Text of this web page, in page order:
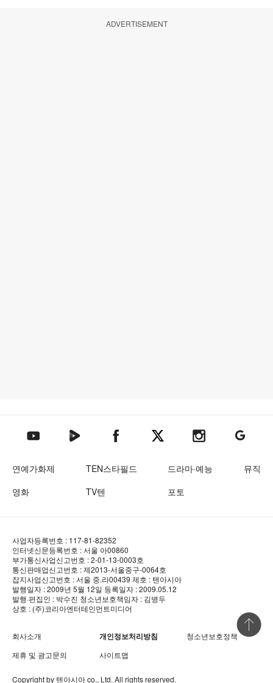
ADVERTISEMENT
텐아시아 유튜브텐아시아 네이버TV텐아시아 페이스북텐아시아 엑스텐아시아 인스타그램
텐아시아
연예가화제 TEN스타필드 드라마·예능
뮤직
영화
TV텐 포토
사업자등록번호 : 117-81-82352
인터넷신문등록번호 : 서울 아00860
부가통신사업신고번호 : 2-01-13-0003호
통신판매업신고번호 : 제2013-서울중구-0064호
잡지사업신고번호 : 서울 중.라00439 제호 : 텐아시아
발행일자 : 2009년 5월 12일 등록일자 : 2009.05.12
발행·편집인 : 박수진 청소년보호책임자 : 김병두
상호 : (주)코리아엔터테인먼트미디어
회사소개 개인정보처리방침
청소년보호정책
제휴 및 광고문의
사이트맵
Copyright by 텐아시아co., Ltd. All rights reserved.
상단 바로